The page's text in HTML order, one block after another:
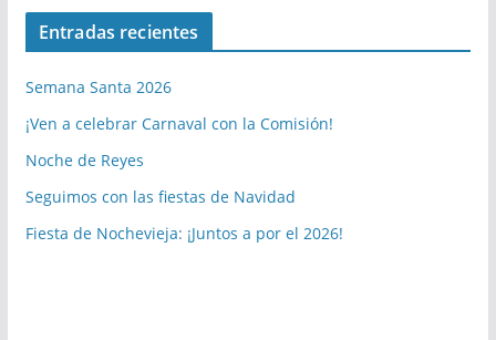
d
l
a
s
u
b
Entradas recientes
Semana Santa 2026
¡Ven a celebrar Carnaval con la Comisión!
Noche de Reyes
Seguimos con las fiestas de Navidad
Fiesta de Nochevieja: ¡Juntos a por el 2026!